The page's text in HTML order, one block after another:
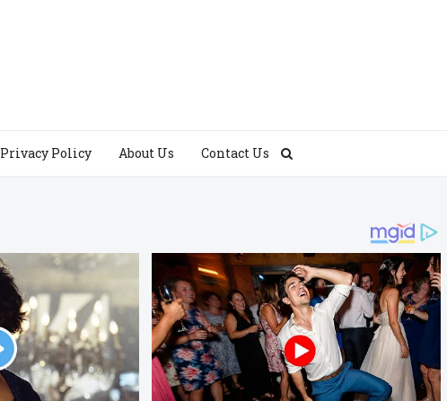
Privacy Policy About Us Contact Us